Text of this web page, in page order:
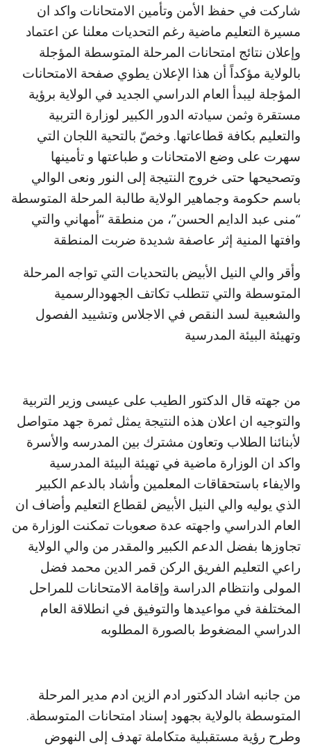
شاركت في حفظ الأمن وتأمين الامتحانات واكد ان
مسيرة التعليم ماضية رغم التحديات معلنا عن اعتماد
وإعلان نتائج امتحانات المرحلة المتوسطة المؤجلة
بالولاية مؤكداً أن هذا الإعلان يطوي صفحة الامتحانات
المؤجلة ليبدأ العام الدراسي الجديد في الولاية برؤية
مستقرة وثمن سيادته الدور الكبير لوزارة التربية
والتعليم بكافة قطاعاتها. وخصّ بالتحية اللجان التي
سهرت على وضع الامتحانات و طباعتها و تأمينها
وتصحيحها حتى خروج النتيجة إلى النور ونعى الوالي
باسم حكومة وجماهير الولاية طالبة المرحلة المتوسطة
“منى عبد الدايم الحسن”، من منطقة “أمهاني والتي
وافتها المنية إثر عاصفة شديدة ضربت المنطقة
وأقر والي النيل الأبيض بالتحديات التي تواجه المرحلة
المتوسطة والتي تتطلب تكاتف الجهودالرسمية
والشعبية لسد النقص في الاجلاس وتشييد الفصول
وتهيئة البيئة المدرسية
من جهته قال الدكتور الطيب على عيسى وزير التربية
والتوجيه ان اعلان هذه النتيجة يمثل ثمرة جهد متواصل
لأبنائنا الطلاب وتعاون مشترك بين المدرسه والأسرة
واكد ان الوزارة ماضية في تهيئة البيئة المدرسية
والايفاء باستحقاقات المعلمين وأشاد بالدعم الكبير
الذي يوليه والي النيل الأبيض لقطاع التعليم وأضاف ان
العام الدراسي واجهته عدة صعوبات تمكنت الوزارة من
تجاوزها بفضل الدعم الكبير والمقدر من والي الولاية
راعي التعليم الفريق الركن قمر الدين محمد فضل
المولى وانتظام الدراسة وإقامة الامتحانات للمراحل
المختلفة في مواعيدها والتوفيق في انطلاقة العام
الدراسي المضغوط بالصورة المطلوبه
من جانبه اشاد الدكتور ادم الزين ادم مدير المرحلة
المتوسطة بالولاية بجهود إسناد امتحانات المتوسطة.
وطرح رؤية مستقبلية متكاملة تهدف إلى النهوض